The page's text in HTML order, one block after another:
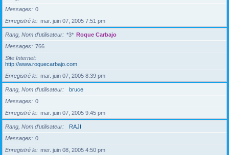
Messages
0
Enregistré le
mar. juin 07, 2005 7:51 pm
Rang, Nom d’utilisateur *3* Roque Carbajo
Messages
766
Site Internet
http://www.roquecarbajo.com
Enregistré le
mar. juin 07, 2005 8:39 pm
Rang, Nom d’utilisateur
bruce
Messages
0
Enregistré le
mar. juin 07, 2005 9:45 pm
Rang, Nom d’utilisateur
RAJI
Messages
0
Enregistré le
mer. juin 08, 2005 4:50 pm